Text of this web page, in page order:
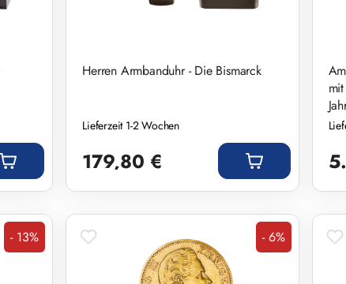
Herren Armbanduhr - Die Bismarck
Lieferzeit 1-2 Wochen
179,80 €
Rabatt
- 13% Rabatt
- 6%